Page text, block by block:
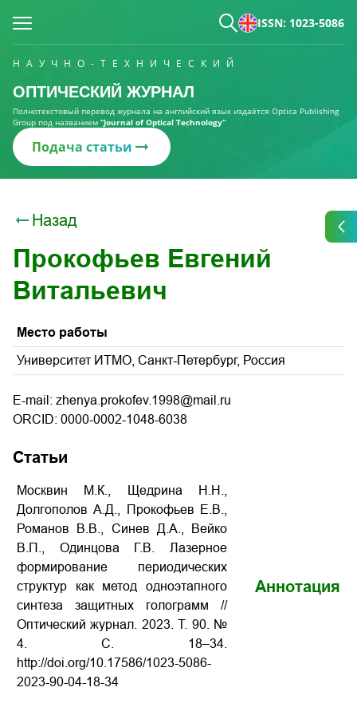
ISSN: 1023-5086
НАУЧНО-ТЕХНИЧЕСКИЙ
ОПТИЧЕСКИЙ ЖУРНАЛ
Полнотекстовый перевод журнала на английский язык издаётся Optica Publishing
Group под названием “Journal of Optical Technology“
Подача статьи
Назад
Прокофьев Евгений
Витальевич
Место работы
Университет ИТМО, Санкт-Петербург, Россия
E-mail: zhenya.prokofev.1998@mail.ru
ORCID: 0000-0002-1048-6038
Статьи
Москвин М.К., Щедрина Н.Н.,
Долгополов А.Д., Прокофьев Е.В.,
Романов В.В., Синев Д.А., Вейко
В.П., Одинцова Г.В. Лазерное
формирование периодических
структур как метод одноэтапного
синтеза защитных голограмм //
Оптический журнал. 2023. Т. 90. №
4. С. 18–34.
http://doi.org/10.17586/1023-5086-
2023-90-04-18-34
Аннотация